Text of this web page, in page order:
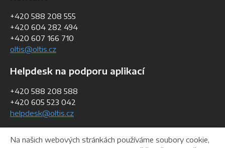
+420 588 208 555
+420 604 282 494
+420 607 166 710
oltis@oltis.cz
Helpdesk na podporu aplikací
+420 588 208 588
+420 605 523 042
helpdesk@oltis.cz
Fakturační údaje
Na našich webových stránkách používáme soubory cookie,